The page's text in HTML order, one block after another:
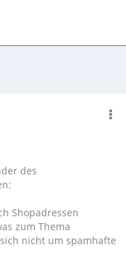
des
Shopadressen
zum Thema
nicht um spamhafte